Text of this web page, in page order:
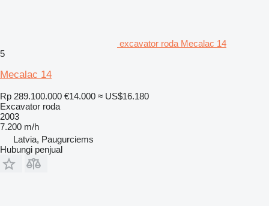
excavator roda Mecalac 14
5
Mecalac 14
Rp 289.100.000 €14.000 ≈ US$16.180
Excavator roda
2003
7.200 m/h
Latvia, Paugurciems
Hubungi penjual